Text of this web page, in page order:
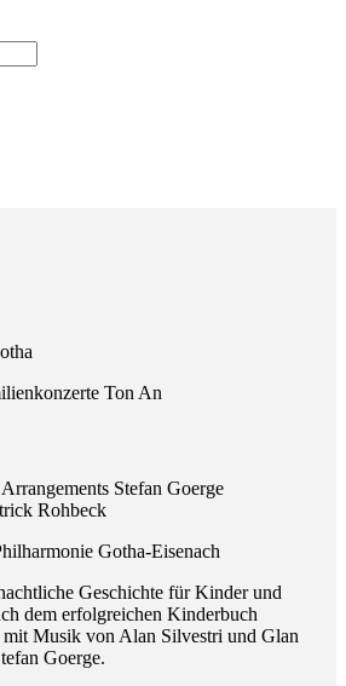
Ton An
Stefan Goerge
Rohbeck
Gotha-Eisenach
Geschichte für Kinder und
dem erfolgreichen Kinderbuch
Musik von Alan Silvestri und Glan
Goerge.